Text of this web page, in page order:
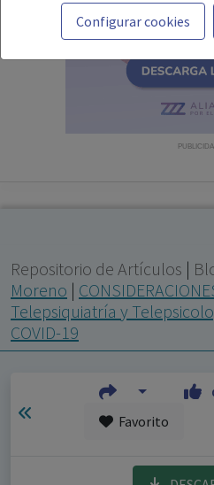
referida a productos del
tanto, dirigida a
facultados para prescribir o
con ejercicio profesional. La
fármacos se facilita a título
Configurar cookies
Repositorio de Artículos |
Moreno |
Telepsiquiatría y
COVID-19
Favorito